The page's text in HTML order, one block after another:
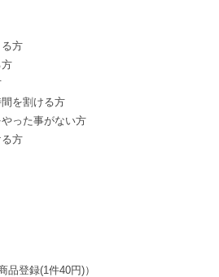
方
方
を割ける方
った事がない方
方
登録(1件40円)）